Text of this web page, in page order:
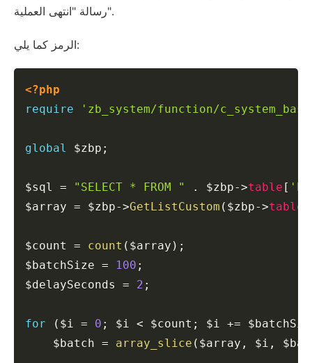
رسالة "انتهى العملية".
الرمز كما يلي:
<?php
require
'zb_system/function/
global $zbp ;
$sql = "SELECT * FROM " . $zbp->table [
$array = $zbp->GetListCustom ( $zbp->table
$count = count ( $array ) ;
$batchSize = 100 ;
$delaySeconds
= 2 ;
for ( $i = 0 ; $i < $count ; $i +=
$batch = array_slice ( $array , $i ,